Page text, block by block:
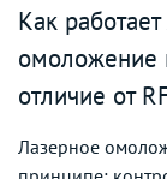
Как
омоложение
отличие от
Лазерное